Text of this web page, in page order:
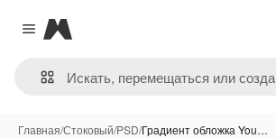
Close menu
Magnific
Главная/Стоковый/PSD/Градиент обложка You…